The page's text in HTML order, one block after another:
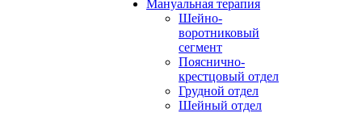
Мануальная терапия
Шейно-
воротниковый
сегмент
Пояснично-
крестцовый отдел
Грудной отдел
Шейный отдел